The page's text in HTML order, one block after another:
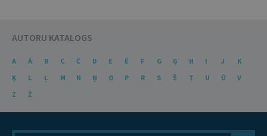
AUTORU KATALOGS
A Ā B C Č D E Ē F G Ģ H I J
K
Ķ
L Ļ M N Ņ O P R S Š T U Ū
V
Z
Ž